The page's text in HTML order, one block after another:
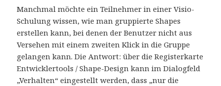
Manchmal möchte ein Teilnehmer in einer Visio-
Schulung wissen, wie man gruppierte Shapes
erstellen kann, bei denen der Benutzer nicht aus
Versehen mit einem zweiten Klick in die Gruppe
gelangen kann. Die Antwort: über die Registerkarte
Entwicklertools / Shape-Design kann im Dialogfeld
„Verhalten“ eingestellt werden, dass „nur die